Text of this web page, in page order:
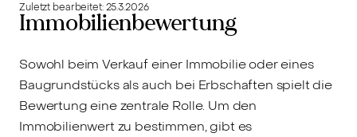
Zuletzt bearbeitet:25.3.2026
Immobilienbewertung
Sowohl beim Verkauf einer Immobilie oder eines
Baugrundstücks als auch bei Erbschaften spielt die
Bewertung eine zentrale Rolle. Um den
Immobilienwert zu bestimmen, gibt es